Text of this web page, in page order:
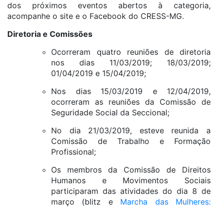
dos próximos eventos abertos à categoria,
acompanhe o site e o Facebook do CRESS-MG.
Diretoria e Comissões
Ocorreram quatro reuniões de diretoria
nos dias 11/03/2019; 18/03/2019;
01/04/2019 e 15/04/2019;
Nos dias 15/03/2019 e 12/04/2019,
ocorreram as reuniões da Comissão de
Seguridade Social da Seccional;
No dia 21/03/2019, esteve reunida a
Comissão de Trabalho e Formação
Profissional;
Os membros da Comissão de Direitos
Humanos e Movimentos Sociais
participaram das atividades do dia 8 de
março (blitz e Marcha das Mulheres: